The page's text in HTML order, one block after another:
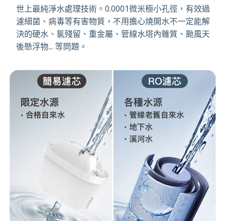
世上最純淨水處理技術。0.0001微米極小孔徑，有效過
濾細菌、病毒等有害物質，不用擔心燒開水不一定能解
決的硬水、氯殘留、重金屬、管線水塔內雜質、颱風天
後懸浮物... 等問題。